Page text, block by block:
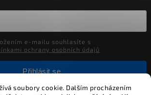
soubory cookie. Dalším procházením
ochrany osobních údajů
Přihlásit se